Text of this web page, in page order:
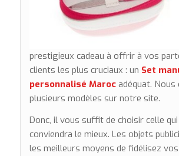
prestigieux cadeau à offrir à vos
clients les plus cruciaux : un Set
personnalisé Maroc adéquat. Nous
plusieurs modèles sur notre site.
Donc, il vous suffit de choisir celle
conviendra le mieux. Les objets
les meilleurs moyens de fidélisez